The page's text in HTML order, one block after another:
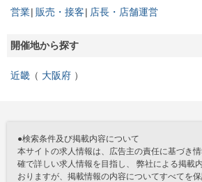
営業 販売・接客 店長・店舗運営
開催地から探す
近畿 大阪府
●検索条件及び掲載内容について
本サイトの求人情報は、広告主の責任に基づき
確で詳しい求人情報を目指し、 弊社による掲載
おりますが、掲載情報の内容についてすべてを